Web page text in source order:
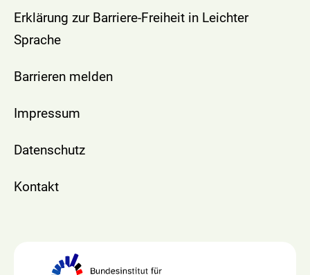
Erklärung zur Barriere-Freiheit in Leichter
Sprache
Barrieren melden
Impressum
Datenschutz
Kontakt